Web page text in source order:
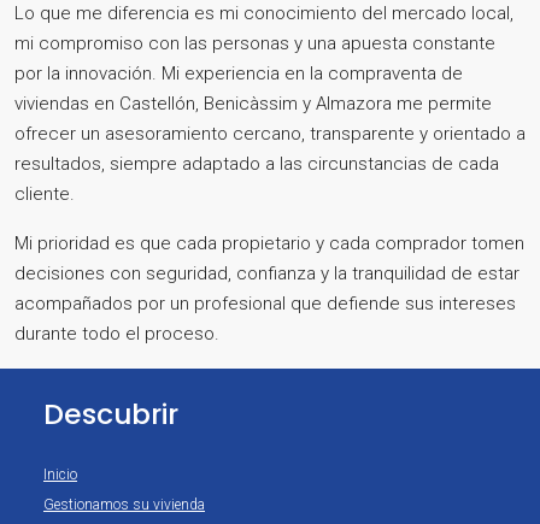
Lo que me diferencia es mi conocimiento del mercado local,
mi compromiso con las personas y una apuesta constante
por la innovación. Mi experiencia en la compraventa de
viviendas en Castellón, Benicàssim y Almazora me permite
ofrecer un asesoramiento cercano, transparente y orientado a
resultados, siempre adaptado a las circunstancias de cada
cliente.
Mi prioridad es que cada propietario y cada comprador tomen
decisiones con seguridad, confianza y la tranquilidad de estar
acompañados por un profesional que defiende sus intereses
durante todo el proceso.
Descubrir
Inicio
Gestionamos su vivienda